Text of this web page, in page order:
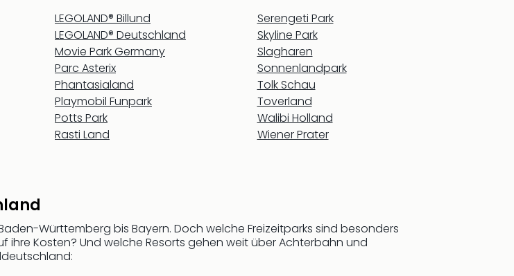
LEGOLAND® Billund
LEGOLAND® Deutschland
Movie Park Germany
Parc Asterix
Phantasialand
Playmobil Funpark
Potts Park
Rasti Land
Serengeti Park
Skyline Park
Slagharen
Sonnenlandpark
Tolk Schau
Toverland
Walibi Holland
Wiener Prater
Württemberg bis Bayern. Doch welche Freizeitparks sind besonders
ihre Kosten? Und welche Resorts gehen weit über Achterbahn und